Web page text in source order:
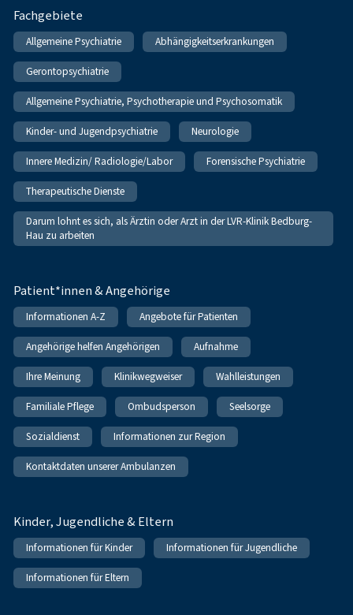
Fachgebiete
Allgemeine Psychiatrie Abhängigkeitserkrankungen
Gerontopsychiatrie
Allgemeine Psychiatrie, Psychotherapie und Psychosomatik
Kinder- und Jugendpsychiatrie Neurologie
Innere Medizin/ Radiologie/Labor Forensische Psychiatrie
Therapeutische Dienste
Darum lohnt es sich, als Ärztin oder Arzt in der LVR-Klinik Bedburg-
Hau zu arbeiten
Patient*innen & Angehörige
Informationen A-Z Angebote für Patienten
Angehörige helfen Angehörigen Aufnahme
Ihre Meinung Klinikwegweiser Wahlleistungen
Familiale Pflege Ombudsperson Seelsorge
Sozialdienst Informationen zur Region
Kontaktdaten unserer Ambulanzen
Kinder, Jugendliche & Eltern
Informationen für Kinder Informationen für Jugendliche
Informationen für Eltern